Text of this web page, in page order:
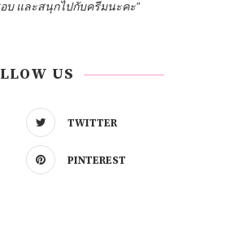
บ และสนุกไปกับครีมนะคะ"
US
TWITTER
PINTEREST